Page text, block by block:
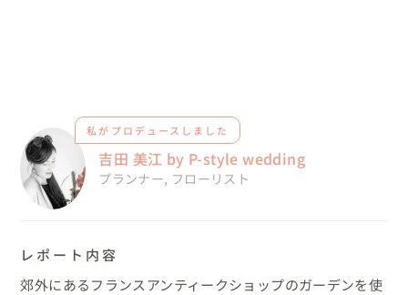
私がプロデュースしました
吉田 美江 by P-style wedding
プランナー, フローリスト
レポート内容
郊外にあるフランスアンティークショップのガーデンを使